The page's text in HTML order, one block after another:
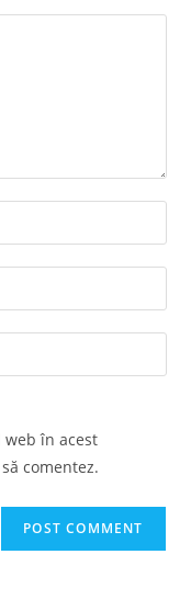
web în acest
comentez.